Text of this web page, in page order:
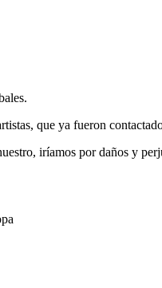
que ya fueron
iríamos por daños y